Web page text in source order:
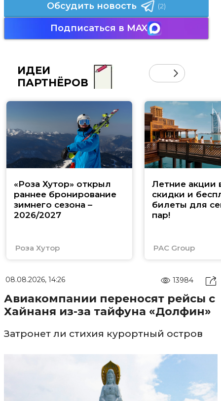
Обсудить новость (2)
Подписаться в MAX
ИДЕИ
ПАРТНЁРОВ
«Роза Хутор» открыл
раннее бронирование
зимнего сезона –
2026/2027
Роза Хутор
Летние акции
скидки и
билеты для
пар!
PAC Group
08.08.2026, 14:26 13984
Авиакомпании переносят рейсы с
Хайнаня из-за тайфуна «Долфин»
Затронет ли стихия курортный остров